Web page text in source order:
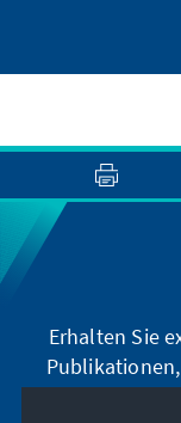
Erhalten Sie
Projekte